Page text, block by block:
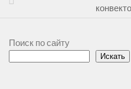
Поиск по сайту
Искать